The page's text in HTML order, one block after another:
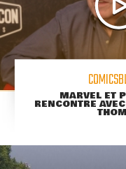
MARVEL ET
RENCONTRE